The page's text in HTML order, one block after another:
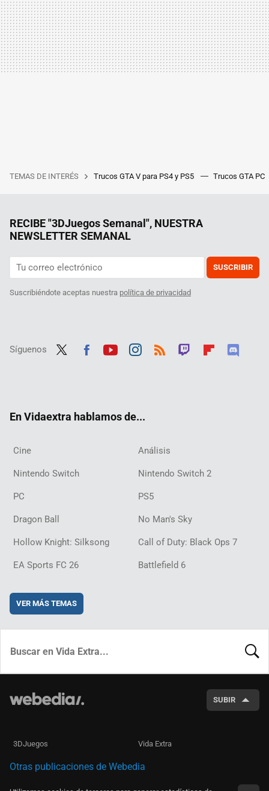
TEMAS DE INTERÉS Trucos GTA V para PS4 y PS5 Trucos GTA PC
RECIBE "3DJuegos Semanal", NUESTRA
NEWSLETTER SEMANAL
SUSCRIBIR
Suscribiéndote aceptas nuestra política de privacidad
Síguenos
En Vidaextra hablamos de...
Cine Análisis
Nintendo Switch Nintendo Switch 2
PC PS5
Dragon Ball No Man's Sky
Hollow Knight: Silksong Call of Duty: Black Ops 7
EA Sports FC 26 Battlefield 6
VER MÁS TEMAS
SUBIR
3DJuegos Vida Extra
Otras publicaciones de Webedia